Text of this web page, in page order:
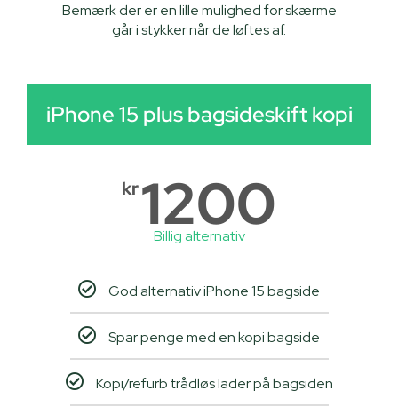
Bemærk der er en lille mulighed for skærme
går i stykker når de løftes af.​
iPhone 15 plus bagsideskift kopi
kr1200
Billig alternativ
God alternativ iPhone 15 bagside
Spar penge med en kopi bagside
Kopi/refurb trådløs lader på bagsiden